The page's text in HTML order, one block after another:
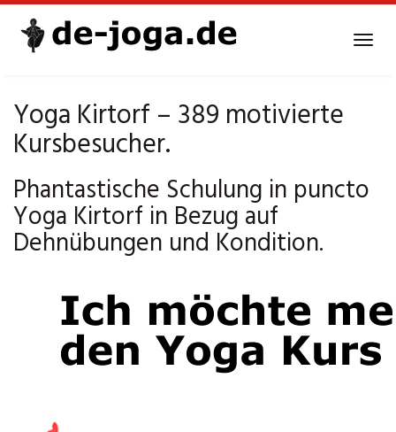
Yoga Kirtorf – 389 motivierte
Kursbesucher.
Phantastische Schulung in puncto
Yoga Kirtorf in Bezug auf
Dehnübungen und Kondition.